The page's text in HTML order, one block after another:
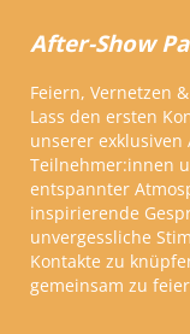
After-Show
Feiern, Vernetzen
Lass den ersten
unserer exklusiven
Teilnehmer:innen
entspannter
inspirierende
unvergessliche
Kontakte zu
gemeinsam zu